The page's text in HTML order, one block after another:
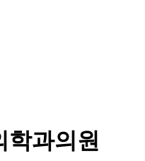
학과의원